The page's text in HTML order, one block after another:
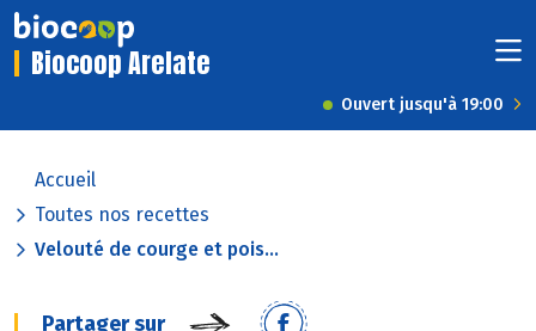
Biocoop Arelate
Ouvert jusqu'à 19:00
Accueil
Toutes nos recettes
Velouté de courge et pois...
Partager sur